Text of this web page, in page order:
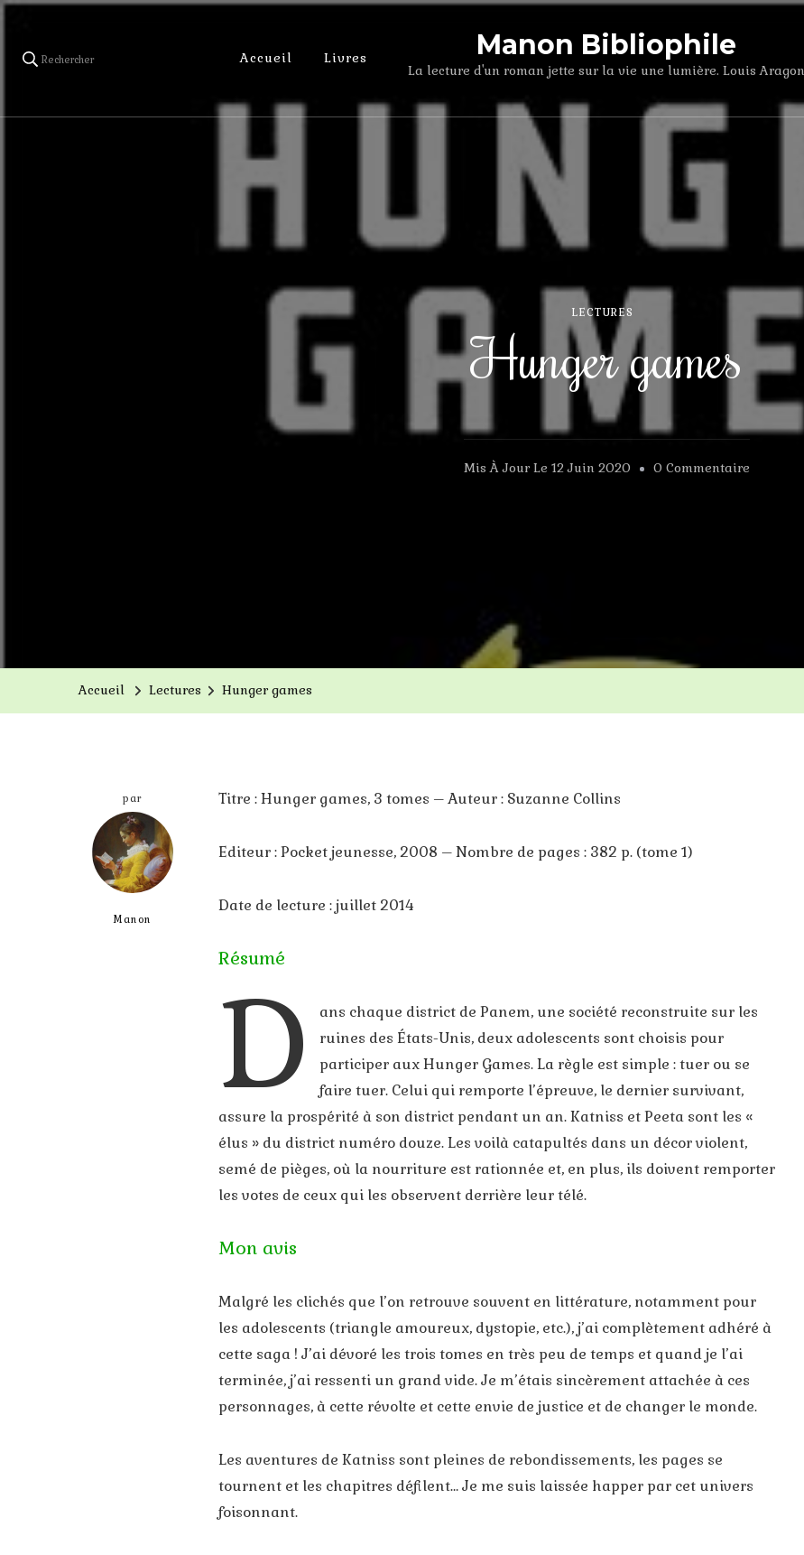
Rechercher Accueil Livres Manon Bibliophile
La lecture d'un roman jette sur la vie une lumière. Louis Aragon
LECTURES
Hunger games
Mis À Jour Le 12 Juin 2020 0 CommentaireSur
Accueil Lectures Hunger games
par
Manon
Titre : Hunger games, 3 tomes – Auteur : Suzanne Collins
Editeur : Pocket jeunesse, 2008 – Nombre de pages : 382 p. (tome 1)
Date de lecture : juillet 2014
Résumé
D
ans chaque district de Panem, une société reconstruite sur les
ruines des États-Unis, deux adolescents sont choisis pour
participer aux Hunger Games. La règle est simple : tuer ou se
faire tuer. Celui qui remporte l’épreuve, le dernier survivant,
assure la prospérité à son district pendant un an. Katniss et Peeta sont les «
élus » du district numéro douze. Les voilà catapultés dans un décor violent,
semé de pièges, où la nourriture est rationnée et, en plus, ils doivent remporter
les votes de ceux qui les observent derrière leur télé.
Mon avis
Malgré les clichés que l’on retrouve souvent en littérature, notamment pour
les adolescents (triangle amoureux, dystopie, etc.), j’ai complètement adhéré à
cette saga ! J’ai dévoré les trois tomes en très peu de temps et quand je l’ai
terminée, j’ai ressenti un grand vide. Je m’étais sincèrement attachée à ces
personnages, à cette révolte et cette envie de justice et de changer le monde.
Les aventures de Katniss sont pleines de rebondissements, les pages se
tournent et les chapitres défilent… Je me suis laissée happer par cet univers
foisonnant.